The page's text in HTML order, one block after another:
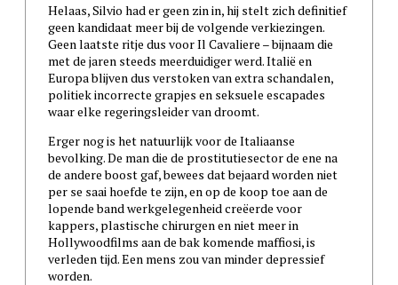
Helaas, Silvio had er geen zin in, hij stelt zich definitief
geen kandidaat meer bij de volgende verkiezingen.
Geen laatste ritje dus voor Il Cavaliere – bijnaam die
met de jaren steeds meerduidiger werd. Italië en
Europa blijven dus verstoken van extra schandalen,
politiek incorrecte grapjes en seksuele escapades
waar elke regeringsleider van droomt.
Erger nog is het natuurlijk voor de Italiaanse
bevolking. De man die de prostitutiesector de ene na
de andere boost gaf, bewees dat bejaard worden niet
per se saai hoefde te zijn, en op de koop toe aan de
lopende band werkgelegenheid creëerde voor
kappers, plastische chirurgen en niet meer in
Hollywoodfilms aan de bak komende maffiosi, is
verleden tijd. Een mens zou van minder depressief
worden.